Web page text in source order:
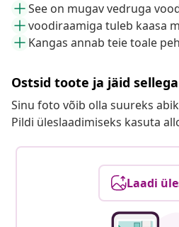
See on mugav vedruga
voodiraamiga tuleb kaasa
Kangas annab teie toale
Ostsid toote ja jäid
Sinu foto võib olla suureks
Pildi üleslaadimiseks kasuta
Laadi